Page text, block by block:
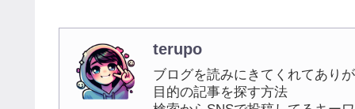
terupo
ブログを読みにきてくれてあり
目的の記事を探す方法